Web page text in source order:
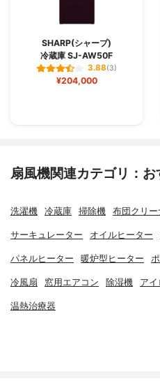
SHARP(シャープ)
冷蔵庫 SJ-AW50F
3.88(3)
¥204,000
扇風機関連カテゴリ：
洗濯機 冷蔵庫 掃除機 布団クリー
サーキュレーター オイルヒーター
パネルヒーター 暖炉型ヒーター
冷風扇 窓用エアコン 除湿機 アイ
温熱治療器